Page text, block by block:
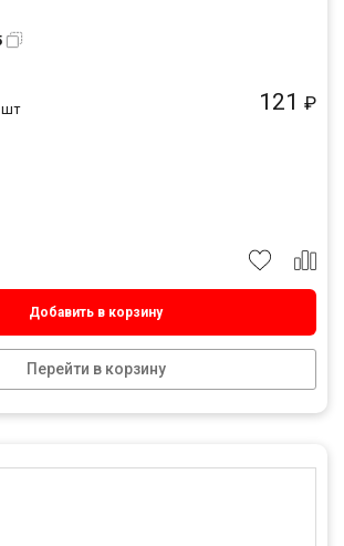
121 ₽
шт
Добавить в корзину
Перейти в корзину